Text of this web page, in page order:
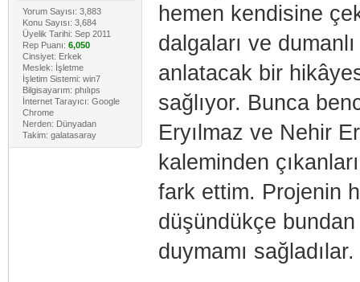
Yorum Sayısı: 3,883
Konu Sayısı: 3,684
Üyelik Tarihi: Sep 2011
Rep Puanı: 6,050
Cinsiyet: Erkek
Meslek: İşletme
İşletim Sistemi: win7
Bilgisayarım: phılıps
İnternet Tarayıcı: Google
Chrome
Nerden: Dünyadan
Takim: galatasaray
hemen kendisine
dalgaları ve
anlatacak bir
sağlıyor. Bunca
Eryılmaz ve Nehir
kaleminden
fark ettim. Projenin
düşündükçe
duymamı sağladılar.